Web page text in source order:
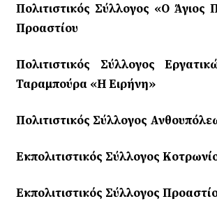
Πολιτιστικός Σύλλογος «Ο Άγιος
Προαστίου
Πολιτιστικός Σύλλογος
Ταραμπούρα «Η Ειρήνη»
Πολιτιστικός Σύλλογος
Εκπολιτιστικός Σύλλογος
Εκπολιτιστικός Σύλλογος